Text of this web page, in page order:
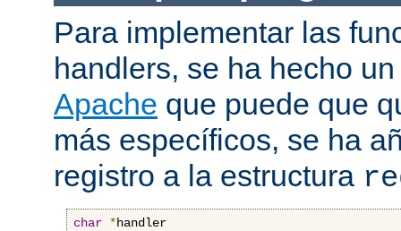
Para implementar las
handlers, se ha hecho
Apache que puede que
más específicos, se ha
registro a la estructura
char *handler